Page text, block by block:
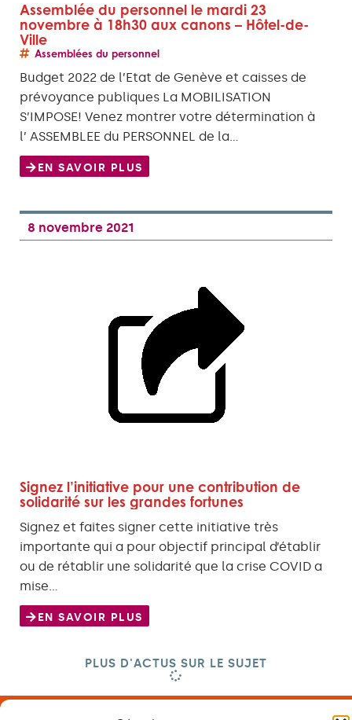
Assemblée du personnel le mardi 23
novembre à 18h30 aux canons – Hôtel-de-
Ville
Assemblées du personnel
Budget 2022 de l’Etat de Genève et caisses de
prévoyance publiques La MOBILISATION
S’IMPOSE! Venez montrer votre détermination à
l’ ASSEMBLEE du PERSONNEL de la…
EN SAVOIR PLUS
8 novembre 2021
Signez l’initiative pour une contribution de
solidarité sur les grandes fortunes
Signez et faites signer cette initiative très
importante qui a pour objectif principal d’établir
ou de rétablir une solidarité que la crise COVID a
mise…
EN SAVOIR PLUS
PLUS D'ACTUS SUR LE SUJET